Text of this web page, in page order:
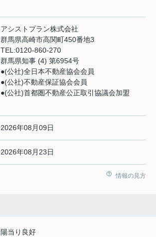
アシストプラン株式会社
群馬県高崎市高関町450番地3
TEL:0120-860-270
群馬県知事 (4) 第6954号
●(公社)全日本不動産協会会員
●(公社)不動産保証協会会員
●(公社)首都圏不動産公正取引協議会加盟
2026年08月09日
2026年08月23日
情報の見方
陽当り良好